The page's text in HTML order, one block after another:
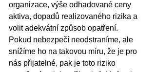
organizace, výše odhadované ceny
aktiva, dopadů realizovaného rizika a
volit adekvátní způsob opatření.
Pokud nebezpečí neodstraníme, ale
snížíme ho na takovou míru, že je pro
nás přijatelné, pak je toto riziko